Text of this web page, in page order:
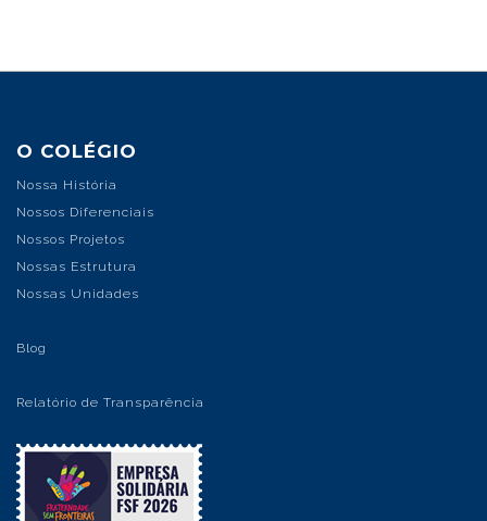
O COLÉGIO
Nossa História
Nossos Diferenciais
Nossos Projetos
Nossas Estrutura
Nossas Unidades
Blog
Relatório de Transparência